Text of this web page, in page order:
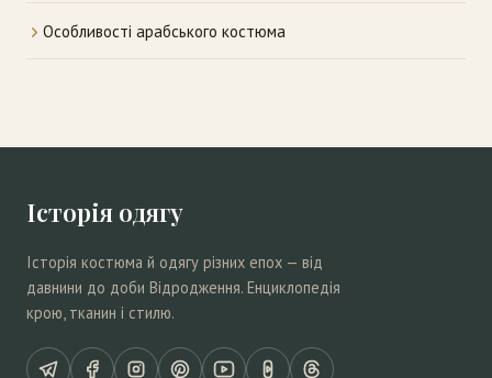
Особливості арабського костюма
Історія одягу
Історія костюма й одягу різних епох — від
давнини до доби Відродження. Енциклопедія
крою, тканин і стилю.